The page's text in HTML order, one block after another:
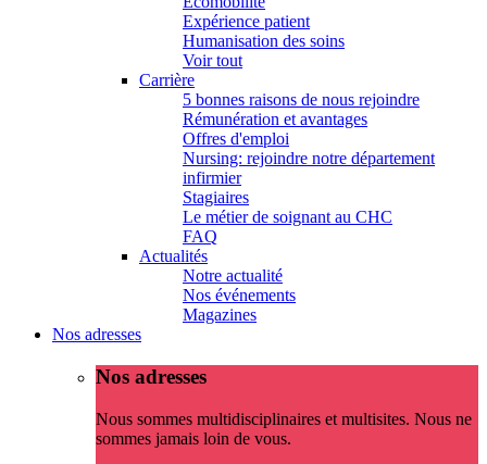
Expérience patient
Humanisation des soins
Voir tout
Carrière
5 bonnes raisons de nous rejoindre
Rémunération et avantages
Offres d'emploi
Nursing: rejoindre notre département
infirmier
Stagiaires
Le métier de soignant au CHC
FAQ
Actualités
Notre actualité
Nos événements
Magazines
Nos adresses
Nos adresses
Nous sommes multidisciplinaires et multisites. Nous ne
sommes jamais loin de vous.